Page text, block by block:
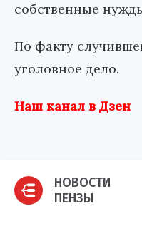
собственные
По факту
уголовное дело.
Наш канал в Дзен
НОВОСТИ
ПЕНЗЫ